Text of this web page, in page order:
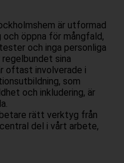
är utformad
öppna för mångfald,
och inga personliga
sina
oftast involverade i
som
och inkludering, är
rätt verktyg från
del i vårt arbete,